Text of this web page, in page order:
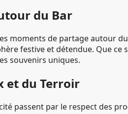
du Bar
moments de partage autour du
festive et détendue. Que
souvenirs uniques.
et du Terroir
passent par le respect des